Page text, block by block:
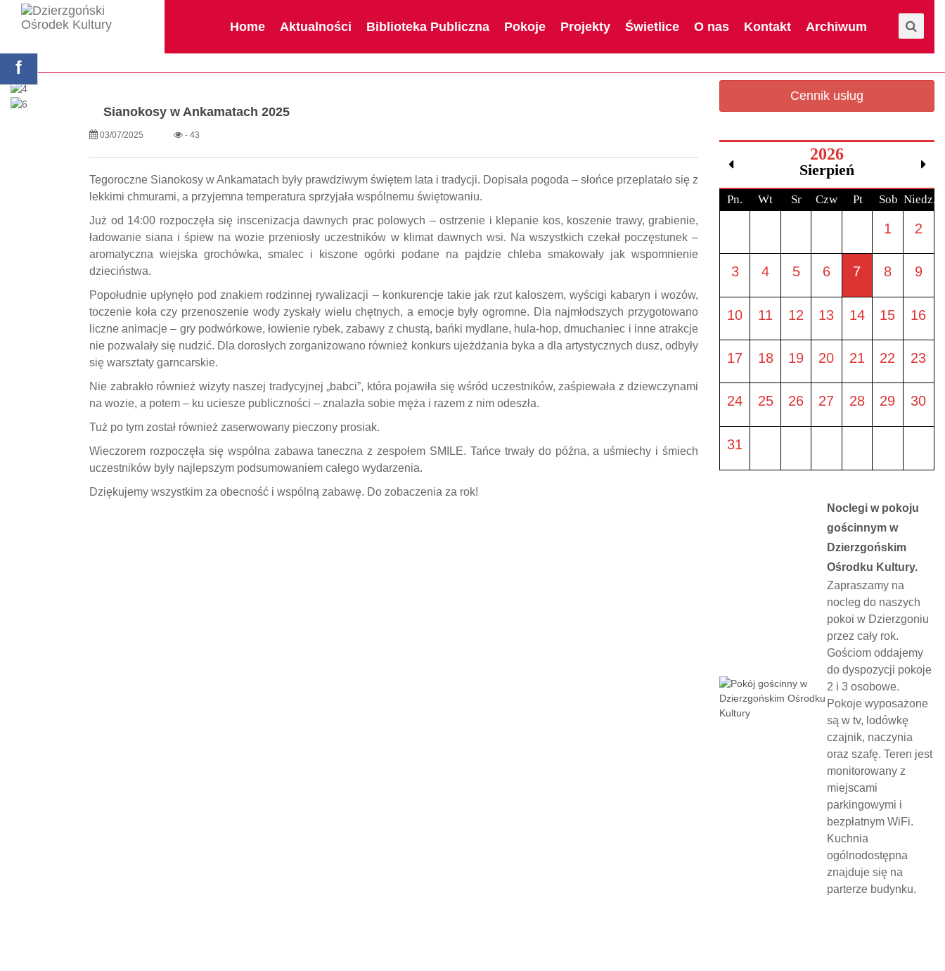
single.php
Home Aktualności Biblioteka Publiczna Pokoje Projekty Świetlice O nas Kontakt Archiwum
Sianokosy w Ankamatach 2025
03/07/2025 - 43
Tegoroczne Sianokosy w Ankamatach były prawdziwym świętem lata i tradycji. Dopisała pogoda – słońce przeplatało się z
lekkimi chmurami, a przyjemna temperatura sprzyjała wspólnemu świętowaniu.
Już od 14:00 rozpoczęła się inscenizacja dawnych prac polowych – ostrzenie i klepanie kos, koszenie trawy, grabienie,
ładowanie siana i śpiew na wozie przeniosły uczestników w klimat dawnych wsi. Na wszystkich czekał poczęstunek –
aromatyczna wiejska grochówka, smalec i kiszone ogórki podane na pajdzie chleba smakowały jak wspomnienie
dzieciństwa.
Popołudnie upłynęło pod znakiem rodzinnej rywalizacji – konkurencje takie jak rzut kaloszem, wyścigi kabaryn i wozów,
toczenie koła czy przenoszenie wody zyskały wielu chętnych, a emocje były ogromne. Dla najmłodszych przygotowano
liczne animacje – gry podwórkowe, łowienie rybek, zabawy z chustą, bańki mydlane, hula-hop, dmuchaniec i inne atrakcje
nie pozwalały się nudzić. Dla dorosłych zorganizowano również konkurs ujeżdżania byka a dla artystycznych dusz, odbyły
się warsztaty garncarskie.
Nie zabrakło również wizyty naszej tradycyjnej „babci”, która pojawiła się wśród uczestników, zaśpiewała z dziewczynami
na wozie, a potem – ku uciesze publiczności – znalazła sobie męża i razem z nim odeszła.
Tuż po tym został również zaserwowany pieczony prosiak.
Wieczorem rozpoczęła się wspólna zabawa taneczna z zespołem SMILE. Tańce trwały do późna, a uśmiechy i śmiech
uczestników były najlepszym podsumowaniem całego wydarzenia.
Dziękujemy wszystkim za obecność i wspólną zabawę. Do zobaczenia za rok!
Cennik usług
2026
Sierpień
Pn. Wt Sr Czw Pt Sob Niedz.
1 2
3 4 5 6 7 8 9
10 11 12 13 14 15 16
17 18 19 20 21 22 23
24 25 26 27 28 29 30
31
Noclegi w pokoju
gościnnym w
Dzierzgońskim
Ośrodku Kultury.
Zapraszamy na
nocleg do naszych
pokoi w Dzierzgoniu
przez cały rok.
Gościom oddajemy
do dyspozycji pokoje
2 i 3 osobowe.
Pokoje wyposażone
są w tv, lodówkę
czajnik, naczynia
oraz szafę. Teren jest
monitorowany z
miejscami
parkingowymi i
bezpłatnym WiFi.
Kuchnia
ogólnodostępna
znajduje się na
parterze budynku.
f